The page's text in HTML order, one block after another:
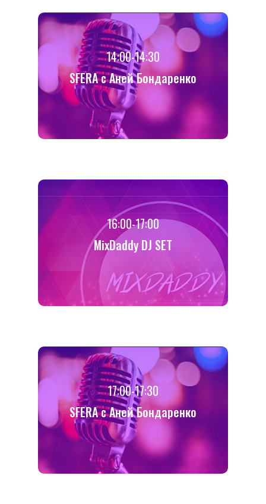
14:00-14:30
SFERA с Аней Бондаренко
16:00-17:00
MixDaddy DJ SET
17:00-17:30
SFERA с Аней Бондаренко